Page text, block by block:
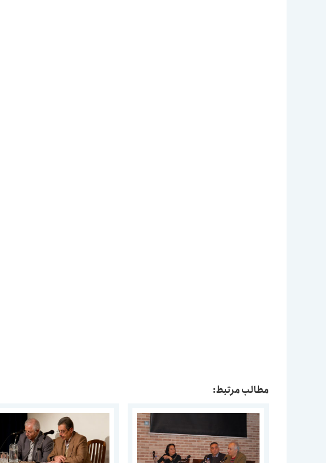
مطالب مرتبط: